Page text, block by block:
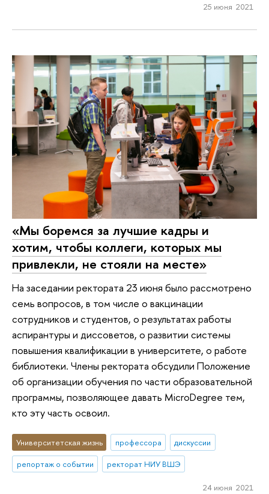
25 июня 2021
«Мы боремся за лучшие кадры и
хотим, чтобы коллеги, которых мы
привлекли, не стояли на месте»
На заседании ректората 23 июня было рассмотрено
семь вопросов, в том числе о вакцинации
сотрудников и студентов, о результатах работы
аспирантуры и диссоветов, о развитии системы
повышения квалификации в университете, о работе
библиотеки. Члены ректората обсудили Положение
об организации обучения по части образовательной
программы, позволяющее давать MicroDegree тем,
кто эту часть освоил.
Университетская жизнь профессора
дискуссии
репортаж о событии
ректорат НИУ ВШЭ
24 июня 2021